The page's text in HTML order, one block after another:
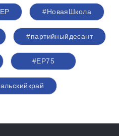
#НоваяШкола
#партийныйдесант
#ЕР75